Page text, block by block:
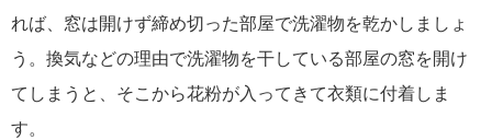
れば、窓は開けず締め切った部屋で洗濯物を乾かしましょ
う。換気などの理由で洗濯物を干している部屋の窓を開け
てしまうと、そこから花粉が入ってきて衣類に付着しま
す。